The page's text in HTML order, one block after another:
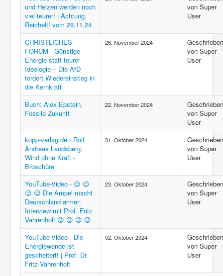
und Heizen werden noch
viel teurer! | Achtung,
Reichelt! vom 28.11.24
von Super
User
CHRISTLICHES
FORUM - Günstige
Energie statt teurer
Ideologie – Die AfD
fordert Wiedereinstieg in
die Kernkraft
26. November 2024
Geschrieben
von Super
User
Buch: Alex Epstein,
Fossile Zukunft
22. November 2024
Geschrieben
von Super
User
kopp-verlag.de - Rolf
Andreas Landsberg,
Wind ohne Kraft -
Broschüre
31. Oktober 2024
Geschrieben
von Super
User
YouTube-Video - 😉 😉
😉 😉 Die Ampel macht
Deutschland ärmer:
Interview mit Prof. Fritz
Vahrenholt 😉 😉 😉 😉
23. Oktober 2024
Geschrieben
von Super
User
YouTube-Video - Die
Energiewende ist
gescheitert! | Prof. Dr.
Fritz Vahrenholt
02. Oktober 2024
Geschrieben
von Super
User